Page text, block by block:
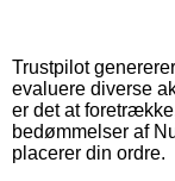
Trustpilot
evaluere diverse
er det at
bedømmelser af
placerer din ordre.